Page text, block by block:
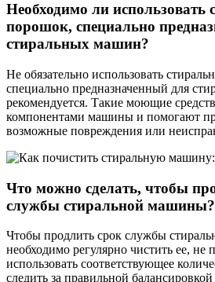
Необходимо ли использовать
порошок, специально
стиральных машин?
Не обязательно использовать
специально предназначенный для
рекомендуется. Такие моющие
компонентами машины и помогают
возможные повреждения или
Что можно сделать, чтобы
службы стиральной машины?
Чтобы продлить срок службы
необходимо регулярно чистить ее, не
использовать соответствующее
следить за правильной